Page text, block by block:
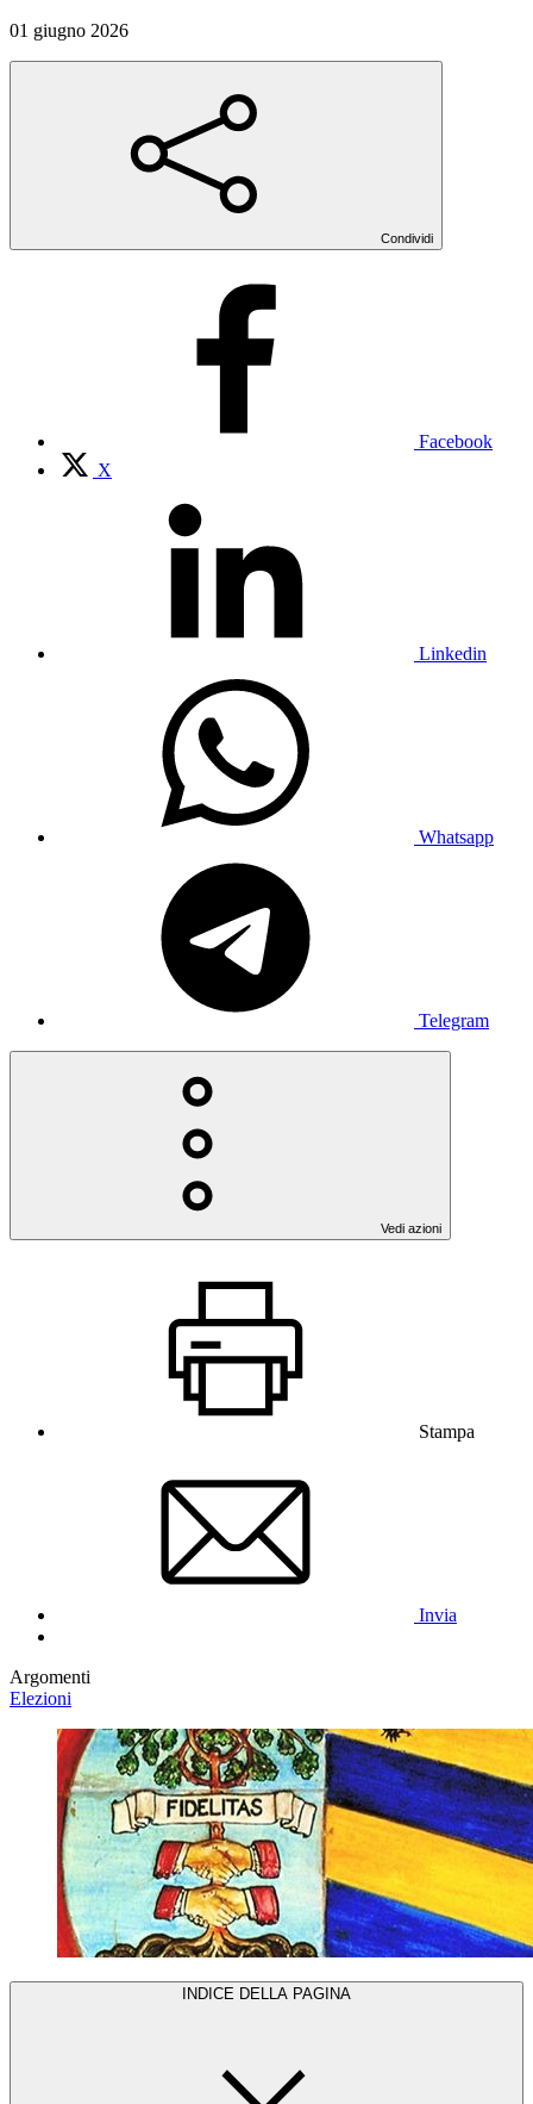
01 giugno 2026
Condividi
Facebook
X
Linkedin
Whatsapp
Telegram
Vedi azioni
Stampa
Invia
Argomenti
Elezioni
INDICE DELLA PAGINA